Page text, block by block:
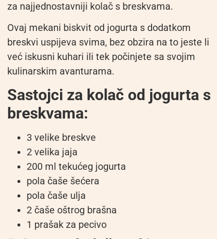
za najjednostavniji kolač s breskvama.
Ovaj mekani biskvit od jogurta s dodatkom
breskvi uspijeva svima, bez obzira na to jeste li
već iskusni kuhari ili tek počinjete sa svojim
kulinarskim avanturama.
Sastojci za kolač od jogurta s
breskvama:
3 velike breskve
2 velika jaja
200 ml tekućeg jogurta
pola čaše šećera
pola čaše ulja
2 čaše oštrog brašna
1 prašak za pecivo